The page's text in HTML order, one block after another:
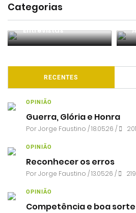
Categorias
Entrevistas
RECENTES
OPINIÃO
Guerra, Glória e Honra
PorJorge Faustino / 18.05.26 / 201
OPINIÃO
Reconhecer os erros
PorJorge Faustino / 13.05.26 / 219
OPINIÃO
Competência e boa sorte